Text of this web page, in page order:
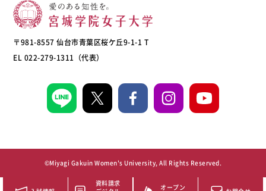
〒981-8557 仙台市青葉区桜ケ丘9-1-1 T
EL 022-279-1311（代表）
©Miyagi Gakuin Women's University, All Rights Reserved.
資料請求
オープン